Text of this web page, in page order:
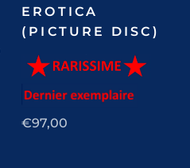
EROTICA
(PICTURE DISC)
€97,00